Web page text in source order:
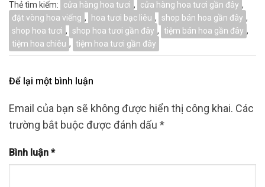
Thẻ tìm kiếm: cửa hàng hoa tươi , cửa hàng hoa tươi gần đây ,
đặt vòng hoa viếng , hoa tươi bạc liêu , shop bán hoa gần đây ,
shop hoa tươi , shop hoa tươi gần đây , tiệm bán hoa gần đây ,
tiệm hoa chiêu , tiệm hoa tươi gần đây
Để lại một bình luận
Email của bạn sẽ không được hiển thị công khai. Các
trường bắt buộc được đánh dấu *
Bình luận *